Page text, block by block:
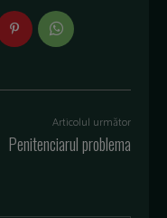
Articolul următor
Penitenciarul problema